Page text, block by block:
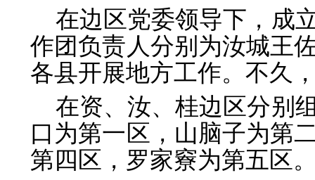
在边区党委领导下，成
作团负责人分别为汝城王
各县开展地方工作。不久
在资、汝、桂边区分别
口为第一区，山脑子为第
第四区，罗家竂为第五区